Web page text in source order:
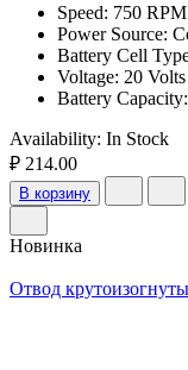
Speed: 750 RPM
Power Source:
Battery Cell
Voltage: 20 Volts
Battery
Availability: In Stock
₽ 214.00
В корзину
Новинка
Отвод